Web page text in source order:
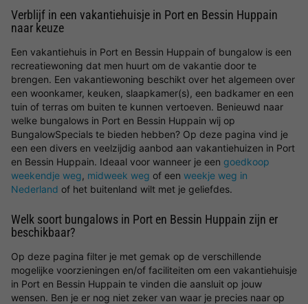
Verblijf in een vakantiehuisje in Port en Bessin Huppain
naar keuze
Een vakantiehuis in Port en Bessin Huppain of bungalow is een
recreatiewoning dat men huurt om de vakantie door te
brengen. Een vakantiewoning beschikt over het algemeen over
een woonkamer, keuken, slaapkamer(s), een badkamer en een
tuin of terras om buiten te kunnen vertoeven. Benieuwd naar
welke bungalows in Port en Bessin Huppain wij op
BungalowSpecials te bieden hebben? Op deze pagina vind je
een een divers en veelzijdig aanbod aan vakantiehuizen in Port
en Bessin Huppain. Ideaal voor wanneer je een goedkoop
weekendje weg, midweek weg of een weekje weg in
Nederland of het buitenland wilt met je geliefdes.
Welk soort bungalows in Port en Bessin Huppain zijn er
beschikbaar?
Op deze pagina filter je met gemak op de verschillende
mogelijke voorzieningen en/of faciliteiten om een vakantiehuisje
in Port en Bessin Huppain te vinden die aansluit op jouw
wensen. Ben je er nog niet zeker van waar je precies naar op